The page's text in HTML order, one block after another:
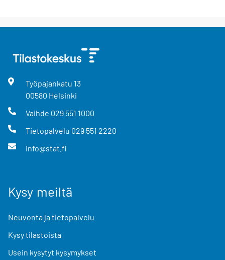
Työpajankatu 13
00580 Helsinki
Vaihde 029 551 1000
Tietopalvelu 029 551 2220
info@stat.fi
Kysy meiltä
Neuvonta ja tietopalvelu
Kysy tilastoista
Usein kysytyt kysymykset